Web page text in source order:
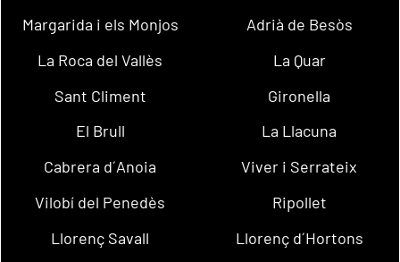
Margarida i els Monjos
Adrià de Besòs
La Roca del Vallès
La Quar
Sant Climent
Gironella
El Brull
La Llacuna
Cabrera d´Anoia
Viver i Serrateix
Vilobí del Penedès
Ripollet
Llorenç Savall
Llorenç d´Hortons